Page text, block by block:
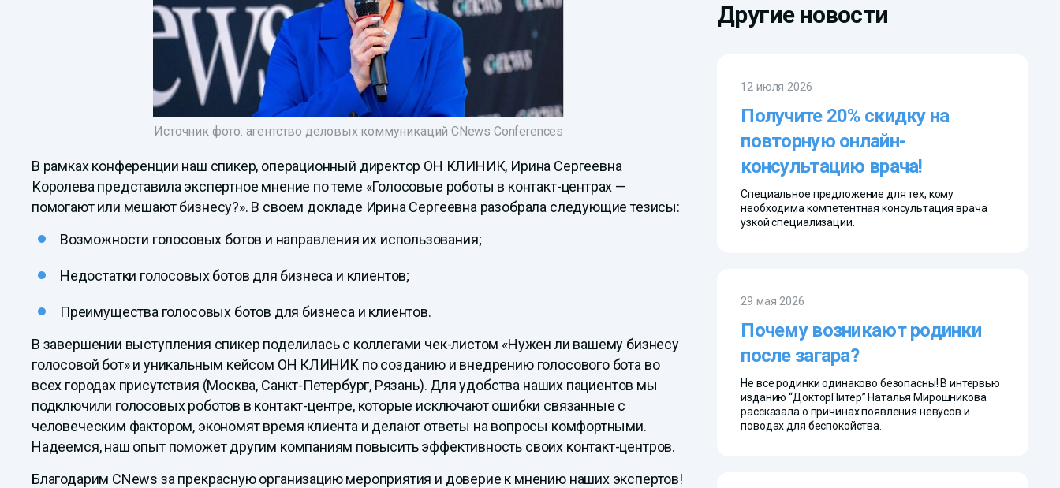
Источник фото: агентство деловых коммуникаций CNews Conferences
В рамках конференции наш спикер, операционный директор ОН КЛИНИК, Ирина Сергеевна
Королева представила экспертное мнение по теме «Голосовые роботы в контакт-центрах —
помогают или мешают бизнесу?». В своем докладе Ирина Сергеевна разобрала следующие тезисы:
Возможности голосовых ботов и направления их использования;
Недостатки голосовых ботов для бизнеса и клиентов;
Преимущества голосовых ботов для бизнеса и клиентов.
В завершении выступления спикер поделилась с коллегами чек-листом «Нужен ли вашему бизнесу
голосовой бот» и уникальным кейсом ОН КЛИНИК по созданию и внедрению голосового бота во
всех городах присутствия (Москва, Санкт-Петербург, Рязань). Для удобства наших пациентов мы
подключили голосовых роботов в контакт-центре, которые исключают ошибки связанные с
человеческим фактором, экономят время клиента и делают ответы на вопросы комфортными.
Надеемся, наш опыт поможет другим компаниям повысить эффективность своих контакт-центров.
Благодарим CNews за прекрасную организацию мероприятия и доверие к мнению наших экспертов!
Другие новости
12 июля 2026
Получите 20% скидку на
повторную онлайн-
консультацию врача!
Специальное предложение для тех, кому
необходима компетентная консультация врача
узкой специализации.
29 мая 2026
Почему возникают родинки
после загара?
Не все родинки одинаково безопасны! В интервью
изданию “ДокторПитер” Наталья Мирошникова
рассказала о причинах появления невусов и
поводах для беспокойства.